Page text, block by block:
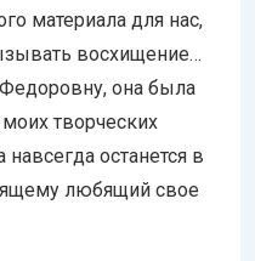
материала для нас,
восхищение…
она была
творческих
навсегда останется в
любящий свое